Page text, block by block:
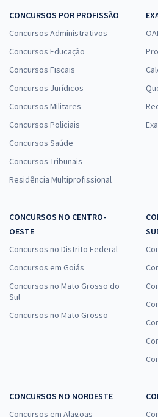
CONCURSOS POR PROFISSÃO
Concursos Administrativos
Concursos Educação
Concursos Fiscais
Concursos Jurídicos
Concursos Militares
Concursos Policiais
Concursos Saúde
Concursos Tribunais
Residência Multiprofissional
CONCURSOS NO CENTRO-
OESTE
Concursos no Distrito Federal
Concursos em Goiás
Concursos no Mato Grosso do
Sul
Concursos no Mato Grosso
CONCURSOS NO NORDESTE
Concursos em Alagoas